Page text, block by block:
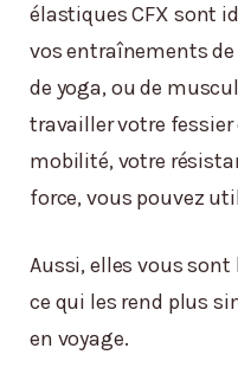
élastiques CFX sont
vos entraînements
de yoga, ou de
travailler votre
mobilité, votre
force, vous pouvez
Aussi, elles vous sont
ce qui les rend plus
en voyage.